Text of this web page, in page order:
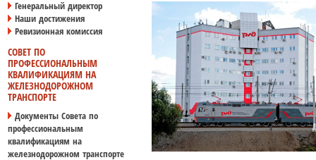
Генеральный директор
Наши достижения
Ревизионная комиссия
СОВЕТ ПО
ПРОФЕССИОНАЛЬНЫМ
КВАЛИФИКАЦИЯМ НА
ЖЕЛЕЗНОДОРОЖНОМ
ТРАНСПОРТЕ
Документы Совета по
профессиональным
квалификациям на
железнодорожном транспорте